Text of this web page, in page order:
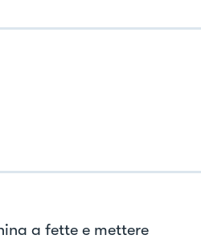
a fette e mettere